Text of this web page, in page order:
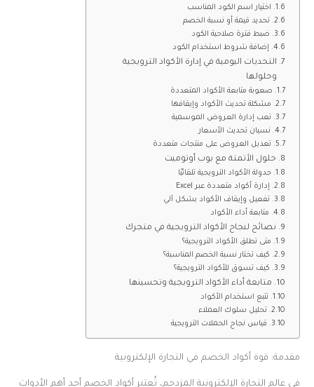
اختيار اسم الكود المناسب
تحديد قيمة أو نسبة الخصم
ضبط فترة صلاحية الكود
إضافة شروط استخدام الكود
التحديات اليومية في إدارة الأكواد الترويجية
وحلولها
صعوبة متابعة الأكواد المتعددة
مشكلة تحديث الأكواد وإيقافها
تعب إدارة العروض الموسمية
نسيان تحديث الأسعار
تعديل العروض على منتجات متعددة
حلول الأتمتة مع بوب أوتوميت
جدولة الأكواد الترويجية تلقائيًا
إدارة أكواد متعددة عبر Excel
تفعيل وإيقاف الأكواد بشكل آلي
متابعة أداء الأكواد
نصائح لنجاح الأكواد الترويجية في متجرك
متى تطلق الأكواد الترويجية؟
كيف تختار نسبة الخصم المناسبة؟
كيف تسوق للأكواد الترويجية؟
متابعة أداء الأكواد الترويجية وتحسينها
تتبع استخدام الأكواد
تحليل سلوك العملاء
قياس نجاح الحملات الترويجية
مقدمة: قوة أكواد الخصم في التجارة الإلكترونية
في عالم التجارة الإلكترونية المزدحم، تُعتبر أكواد الخصم أحد أهم الأدوات